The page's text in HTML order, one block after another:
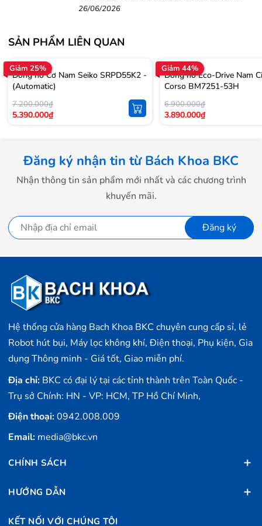
cao cấp
26/06/2026
SẢN PHẨM LIÊN QUAN
Giảm 25%
Đồng hồ Cơ Nam Seiko SRPD55K2 -
(Automatic)
7.200.000₫
5.390.000₫
Giảm 44%
Đồng hồ Eco-Drive Nam
Corso BM7251-53H
6.900.000₫
3.890.000₫
Đăng ký nhận tin từ Bách Khoa BKC
Nhận thông tin sản phẩm mới nhất và các chương trình
khuyến mãi.
Đăng ký
Hệ thống cửa hàng Bach Khoa BKC chuyên cung cấp sỉ, lẻ
Robot hút bụi, Máy lọc không khí, Điện thoại, Phụ kiện, Gia
dụng Thông minh - Giá tốt, Giao miễn phí.
Địa chỉ: BKC có đại lý tại các tỉnh thành trên Toàn Quốc -
Trụ sở Chính: HN - VP: HCM, TP Hồ Chí Minh,
Điện thoại:0942.008.009
Email: media@bkc.vn
CHÍNH SÁCH
HƯỚNG DẪN
KẾT NỐI VỚI CHÚNG TÔI